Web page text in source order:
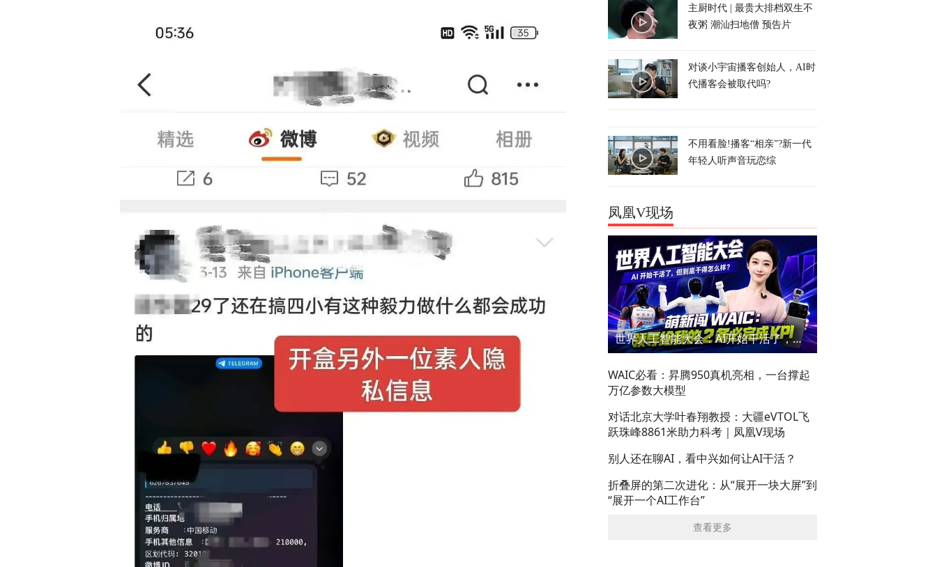
主厨时代 | 最贵大排档双生不
夜粥 潮汕扫地僧 预告片
对谈小宇宙播客创始人，AI时
代播客会被取代吗?
不用看脸!播客“相亲”?新一代
年轻人听声音玩恋综
凤凰V现场
世界人工智能大会：AI开始干活了，但到底干的怎么样？萌新闯WAIC
WAIC必看：昇腾950真机亮相，一台撑起
万亿参数大模型
对话北京大学叶春翔教授：大疆eVTOL飞
跃珠峰8861米助力科考｜凤凰V现场
别人还在聊AI，看中兴如何让AI干活？
折叠屏的第二次进化：从“展开一块大屏”到
“展开一个AI工作台”
查看更多